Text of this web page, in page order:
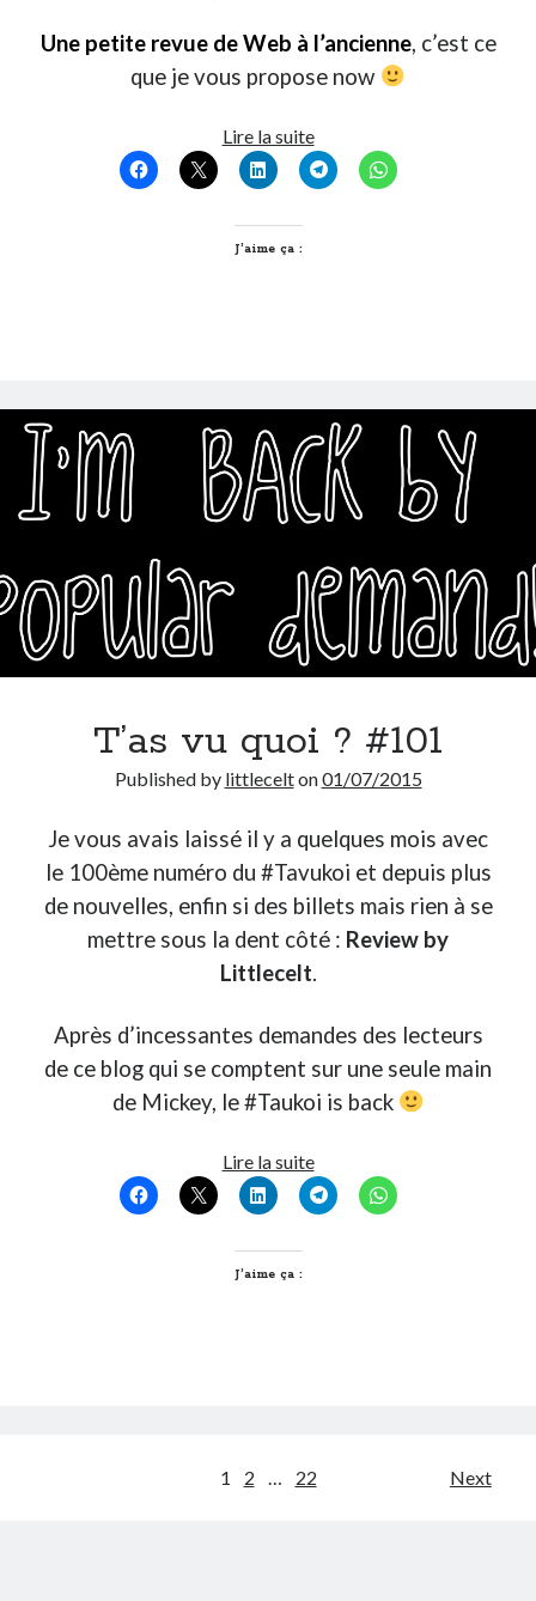
Une petite revue de Web à l’ancienne, c’est ce
que je vous propose now
Lire la suiteT’as
vu
quoi
J’aime ça :
T’as vu quoi ? #101
Published by littlecelton01/07/2015
Je vous avais laissé il y a quelques mois avec
le 100ème numéro du #Tavukoi et depuis plus
de nouvelles, enfin si des billets mais rien à se
mettre sous la dent côté : Review by
Littlecelt.
Après d’incessantes demandes des lecteurs
de ce blog qui se comptent sur une seule main
de Mickey, le #Taukoi is back
Lire la suiteT’as
vu
quoi
J’aime ça :
1 2 22 Next